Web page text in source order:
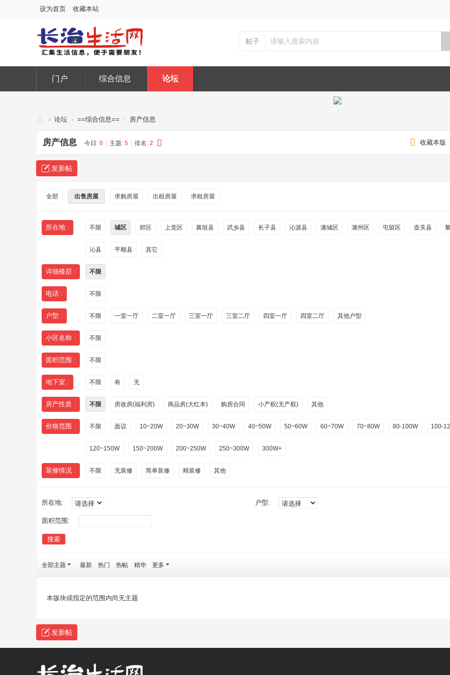
设为首页 收藏本站
帖子
门户 综合信息 论坛
治
生
活
» 论坛 › ==综合信息== › 房产信息
收藏本版
房产信息 今日: 0 主题: 5 排名: 2
发新帖
全部 出售房屋 求购房屋 出租房屋 求租房屋
所在地 : 不限 城区 郊区 上党区 襄垣县 武乡县 长子县 沁源县 潞城区 潞州区 屯留区 壶关县
沁县 平顺县 其它
详细楼层 : 不限
电话 : 不限
户型 : 不限 一室一厅 二室一厅 三室一厅 三室二厅 四室一厅 四室二厅 其他户型
小区名称 : 不限
面积范围 : 不限
地下室 : 不限 有 无
房产性质 : 不限 房改房(福利房) 商品房(大红本) 购房合同 小产权(无产权) 其他
价格范围 : 不限 面议 10~20W 20~30W 30~40W 40~50W 50~60W 60~70W 70~80W 80-100W 100-
120~150W 150~200W 200~250W 250~300W 300W+
装修情况 : 不限 无装修 简单装修 精装修 其他
所在地: 户型:
面积范围:
搜索
全部主题 最新 热门 热帖 精华 更多
本版块或指定的范围内尚无主题
发新帖